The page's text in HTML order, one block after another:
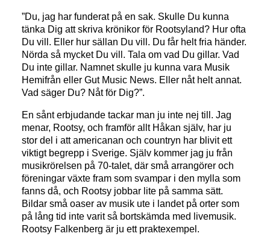
”Du, jag har funderat på en sak. Skulle Du kunna
tänka Dig att skriva krönikor för Rootsyland? Hur ofta
Du vill. Eller hur sällan Du vill. Du får helt fria händer.
Nörda så mycket Du vill. Tala om vad Du gillar. Vad
Du inte gillar. Namnet skulle ju kunna vara Musik
Hemifrån eller Gut Music News. Eller nåt helt annat.
Vad säger Du? Nåt för Dig?”.
En sånt erbjudande tackar man ju inte nej till. Jag
menar, Rootsy, och framför allt Håkan själv, har ju
stor del i att americanan och countryn har blivit ett
viktigt begrepp i Sverige. Själv kommer jag ju från
musikrörelsen på 70-talet, där små arrangörer och
föreningar växte fram som svampar i den mylla som
fanns då, och Rootsy jobbar lite på samma sätt.
Bildar små oaser av musik ute i landet på orter som
på lång tid inte varit så bortskämda med livemusik.
Rootsy Falkenberg är ju ett praktexempel.